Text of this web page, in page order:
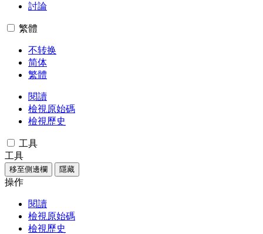
討論
繁體
不转换
简体
繁體
閱讀
檢視原始碼
檢視歷史
工具
工具
移至側邊欄 隱藏
操作
閱讀
檢視原始碼
檢視歷史